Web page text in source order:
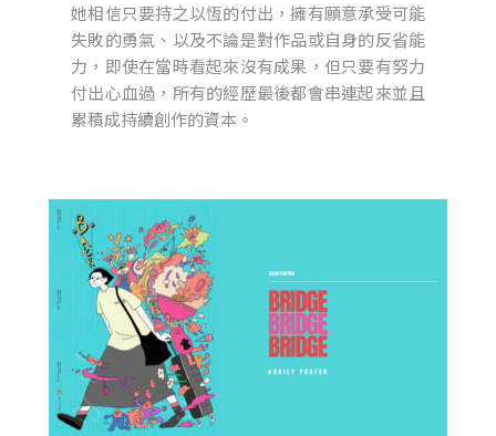
她相信只要持之以恆的付出，擁有願意承受可能
失敗的勇氣、以及不論是對作品或自身的反省能
力，即使在當時看起來沒有成果，但只要有努力
付出心血過，所有的經歷最後都會串連起來並且
累積成持續創作的資本。